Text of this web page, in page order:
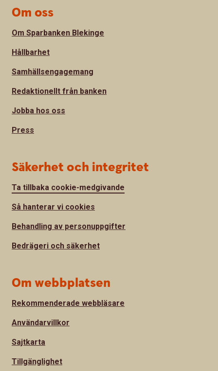
Om oss
Om Sparbanken Blekinge
Hållbarhet
Samhällsengagemang
Redaktionellt från banken
Jobba hos oss
Press
Säkerhet och integritet
Ta tillbaka cookie-medgivande
Så hanterar vi cookies
Behandling av personuppgifter
Bedrägeri och säkerhet
Om webbplatsen
Rekommenderade webbläsare
Användarvillkor
Sajtkarta
Tillgänglighet